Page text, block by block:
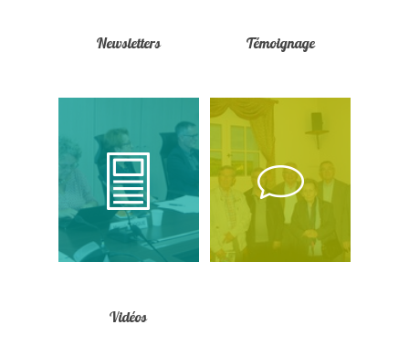
Newsletters Témoignage
Vidéos